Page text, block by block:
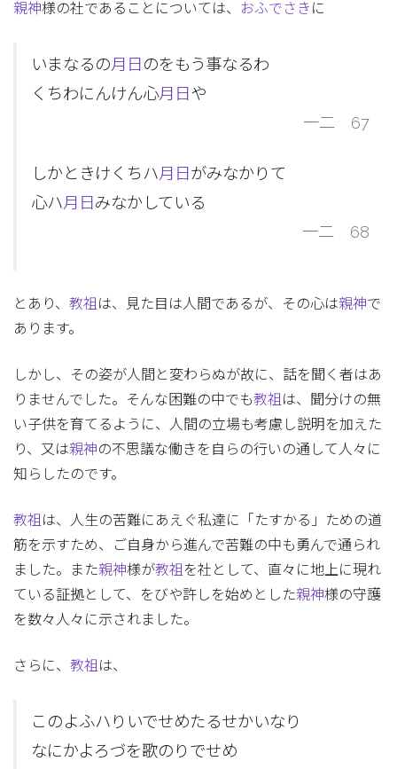
親神様の社であることについては、 おふでさき に
いまなるの月日 のをもう事なるわ
くちわにんけん心月日 や
一二 67
しかときけくちハ月日 がみなかりて
心ハ月日 みなかしている
一二 68
とあり、 教祖 は、見た目は人間であるが、その心は親神で
あります。
しかし、その姿が人間と変わらぬが故に、話を聞く者はあ
りませんでした。そんな困難の中でも教祖 は、聞分けの無
い子供を育てるように、人間の立場も考慮し説明を加えた
り、又は親神の不思議な働きを自らの行いの通して人々に
知らしたのです。
教祖 は、人生の苦難にあえぐ私達に「たすかる」ための道
筋を示すため、ご自身から進んで苦難の中も勇んで通られ
ました。また親神様が教祖 を社として、直々に地上に現れ
ている証拠として、をびや許しを始めとした親神様の守護
を数々人々に示されました。
さらに、 教祖 は、
このよふハりいでせめたるせかいなり
なにかよろづを歌のりでせめ